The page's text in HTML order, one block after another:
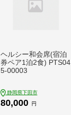
ヘルシー和会席(宿泊
券ペア1泊2食) PTS04
5-00003
静岡県下田市
80,000 円